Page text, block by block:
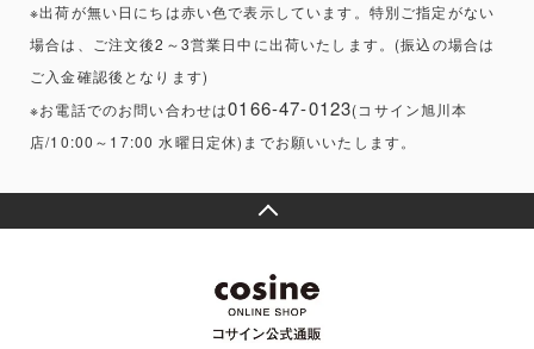
※出荷が無い日にちは赤い色で表示しています。特別ご指定がない
場合は、ご注文後2～3営業日中に出荷いたします。(振込の場合は
ご入金確認後となります)
※お電話でのお問い合わせは0166-47-0123(コサイン旭川本
店/10:00～17:00 水曜日定休)までお願いいたします。